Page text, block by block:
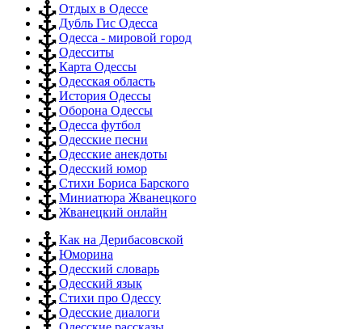
Отдых в Одессе
Дубль Гис Одесса
Одесса - мировой город
Одесситы
Карта Одессы
Одесская область
История Одессы
Оборона Одессы
Одесса футбол
Одесские песни
Одесские анекдоты
Одесский юмор
Стихи Бориса Барского
Миниатюра Жванецкого
Жванецкий онлайн
Как на Дерибасовской
Юморина
Одесский словарь
Одесский язык
Стихи про Одессу
Одесские диалоги